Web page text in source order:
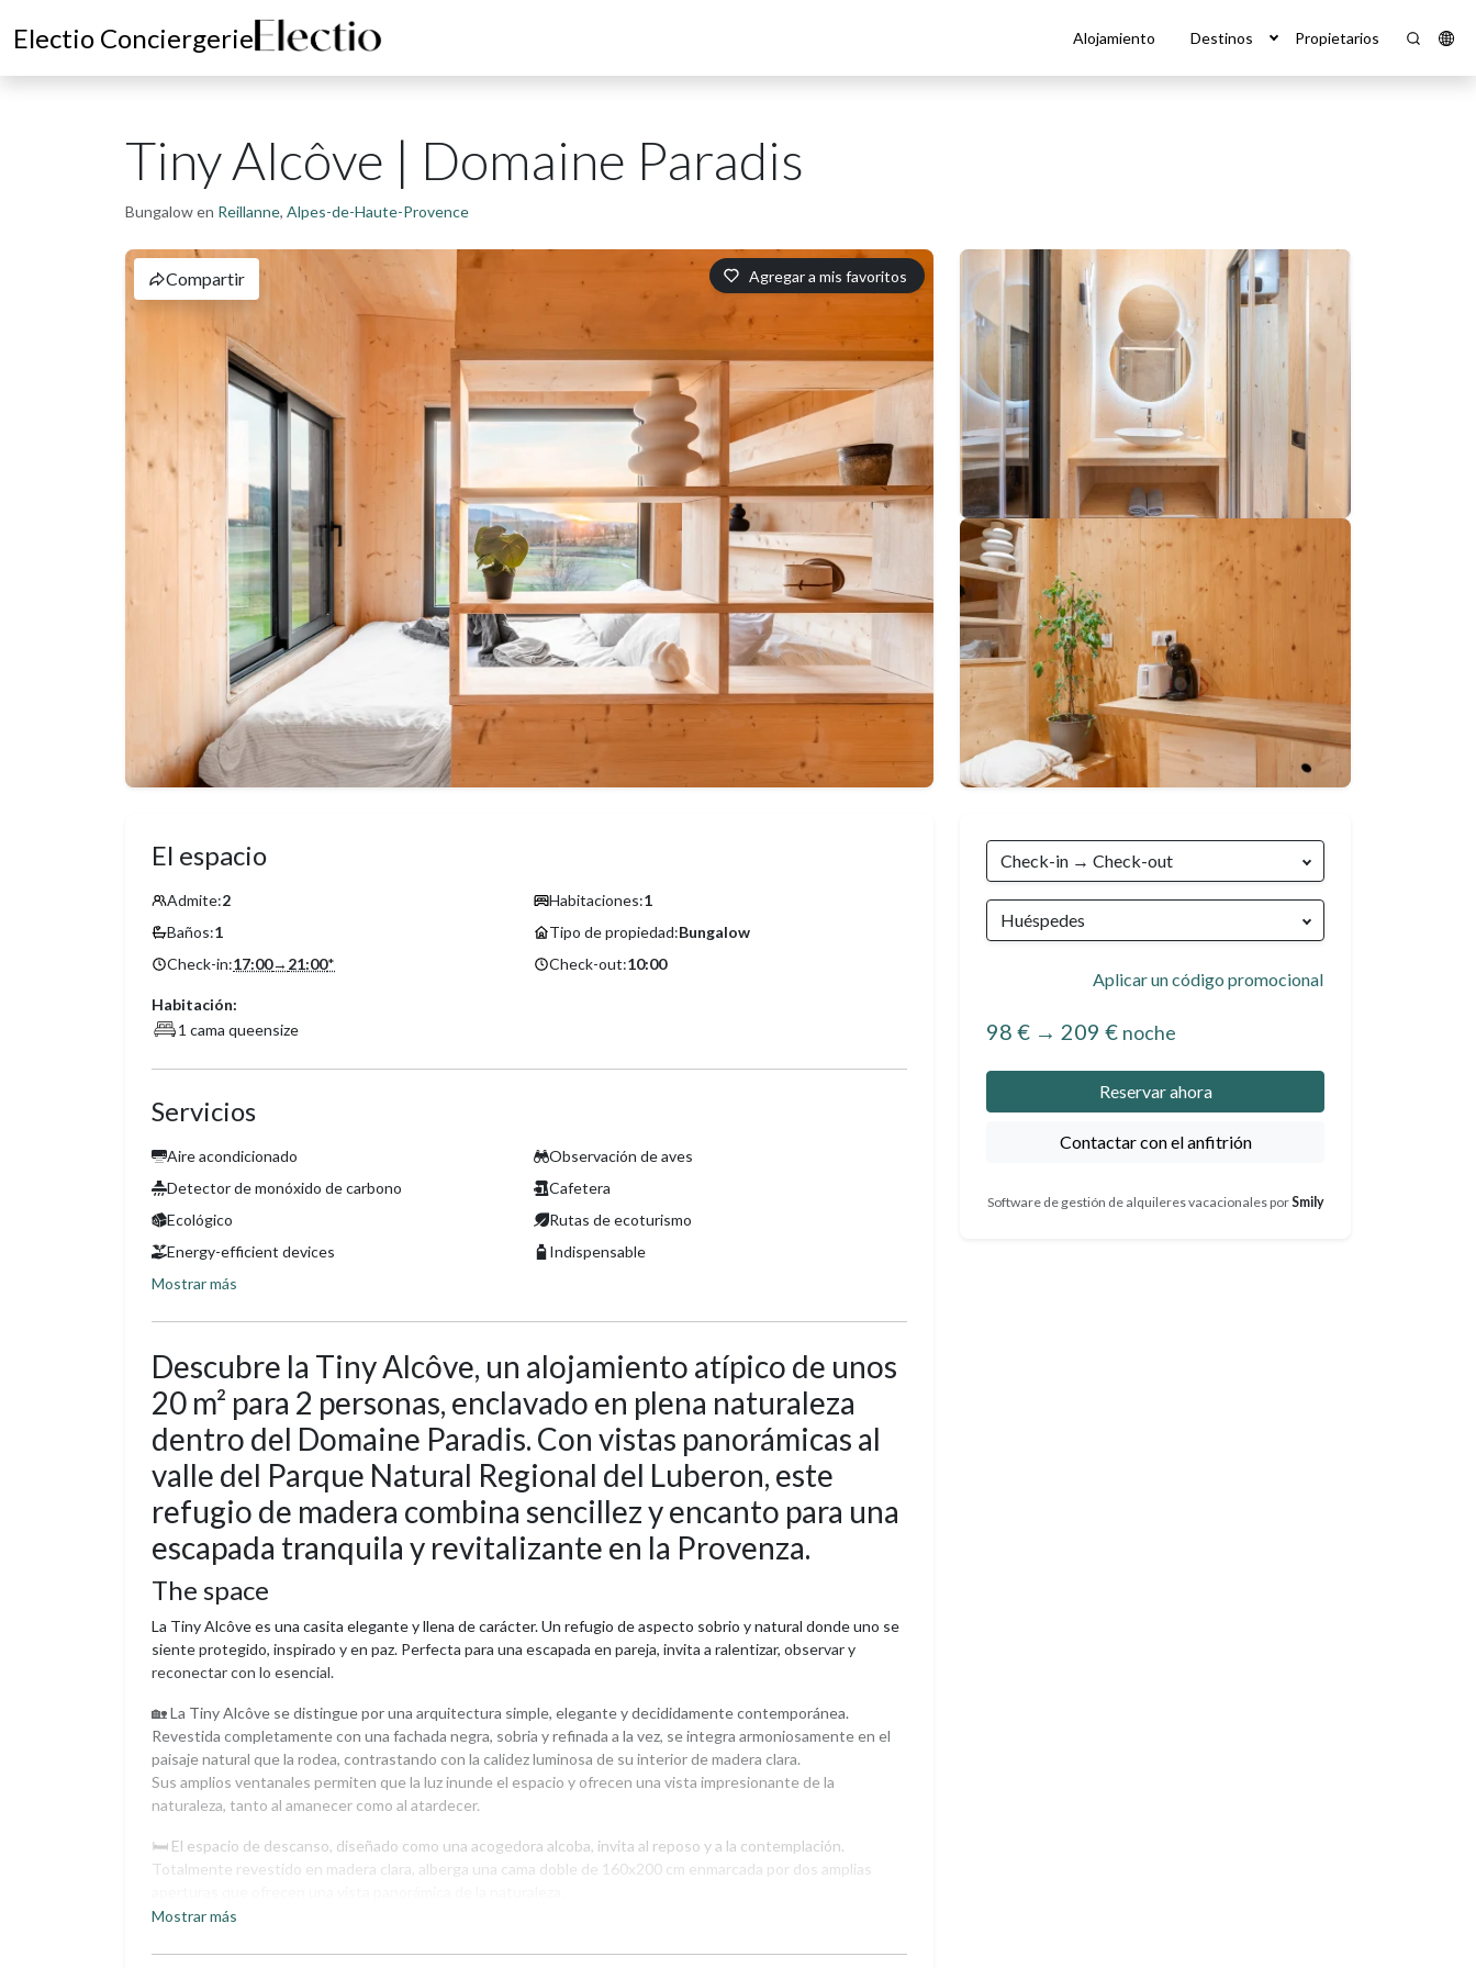
Electio Conciergerie Alojamiento Destinos Propietarios
Tiny Alcôve | Domaine Paradis
Bungalow en Reillanne, Alpes-de-Haute-Provence
Agregar a mis favoritos
Compartir
El espacio
Admite:2 Habitaciones:1
Baños:1 Tipo de propiedad:Bungalow
Check-in:17:00→ 21:00* Check-out:10:00
Habitación:
1 cama queensize
Servicios
Aire acondicionado
Observación de aves
Detector de monóxido de carbono
Cafetera
Ecológico
Rutas de ecoturismo
Energy-efficient devices
Indispensable
Mostrar más
Descubre la Tiny Alcôve, un alojamiento atípico de unos
20 m² para 2 personas, enclavado en plena naturaleza
dentro del Domaine Paradis. Con vistas panorámicas al
valle del Parque Natural Regional del Luberon, este
refugio de madera combina sencillez y encanto para una
escapada tranquila y revitalizante en la Provenza.
The space
La Tiny Alcôve es una casita elegante y llena de carácter. Un refugio de aspecto sobrio y natural donde uno se
siente protegido, inspirado y en paz. Perfecta para una escapada en pareja, invita a ralentizar, observar y
reconectar con lo esencial.
🏡 La Tiny Alcôve se distingue por una arquitectura simple, elegante y decididamente contemporánea.
Revestida completamente con una fachada negra, sobria y refinada a la vez, se integra armoniosamente en el
paisaje natural que la rodea, contrastando con la calidez luminosa de su interior de madera clara.
Sus amplios ventanales permiten que la luz inunde el espacio y ofrecen una vista impresionante de la
naturaleza, tanto al amanecer como al atardecer.
🛏️ El espacio de descanso, diseñado como una acogedora alcoba, invita al reposo y a la contemplación.
Totalmente revestido en madera clara, alberga una cama doble de 160x200 cm enmarcada por dos amplias
Allí podrá admirar las puestas de sol, observar las estrellas o simplemente disfrutar de la serenidad del lugar.
aporta una agradable sensación de apertura sin perder privacidad.
Mostrar más
Check-in → Check-out
Huéspedes
Aplicar un código promocional
98 € → 209 € noche
Reservar ahora
Contactar con el anfitrión
Software de gestión de alquileres vacacionales porSmily
98 € noche